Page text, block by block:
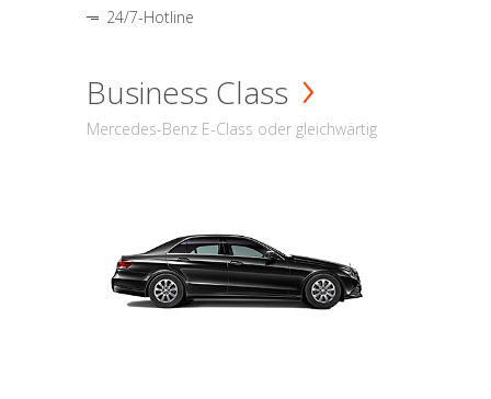
24/7-Hotline
Business Class
Mercedes-Benz E-Class oder gleichwärtig